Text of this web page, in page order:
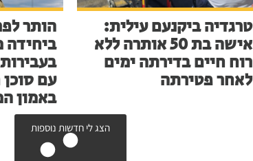
טרגדיה ביקנעם עילית:
אישה בת 50 אותרה ללא
רוח חיים בדירתה ימים
לאחר פטירתה
הותר
ביחידה
עם סוכן
באמון
הצג לי חדשות נוספות